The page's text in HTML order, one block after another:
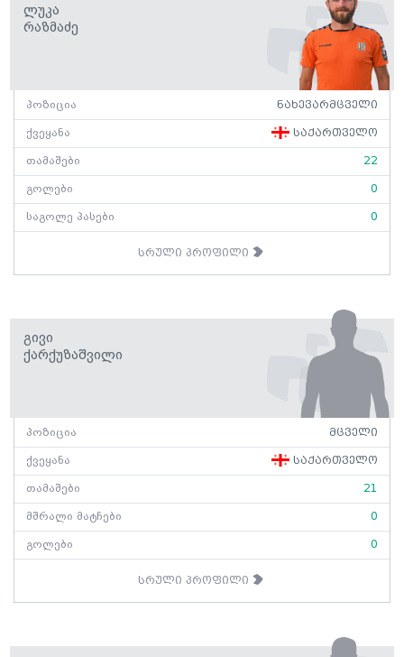
Ლუკა
Რაზმაძე
პოზიცია ნახევარმცველი
ქვეყანა საქართველო
თამაშები 22
გოლები 0
საგოლე პასები 0
სრული პროფილი
Გივი
Ქარქუზაშვილი
პოზიცია მცველი
ქვეყანა საქართველო
თამაშები 21
მშრალი მატჩები 0
გოლები 0
სრული პროფილი